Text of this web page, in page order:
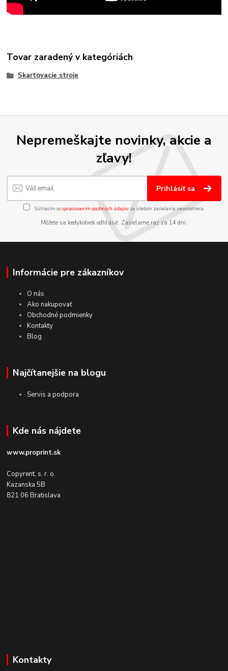
Tovar zaradený v kategóriách
Skartovacie stroje
Nepremeškajte novinky, akcie a
zľavy!
Prihlásiť sa
Súhlasím sospracovaním osobných údajov za účelom zasielania newslettera.
Môžete sa kedykoľvek odhlásiť. Zasielame raz za 14 dní.
Informácie pre zákazníkov
O nás
Ako nakupovať
Obchodné podmienky
Kontakty
Blog
Najčítanejšie na blogu
Servis a podpora
Kde nás nájdete
www.proprint.sk
Copyrent, s. r. o.
Kazanska 5B
821 06 Bratislava
Kontakty